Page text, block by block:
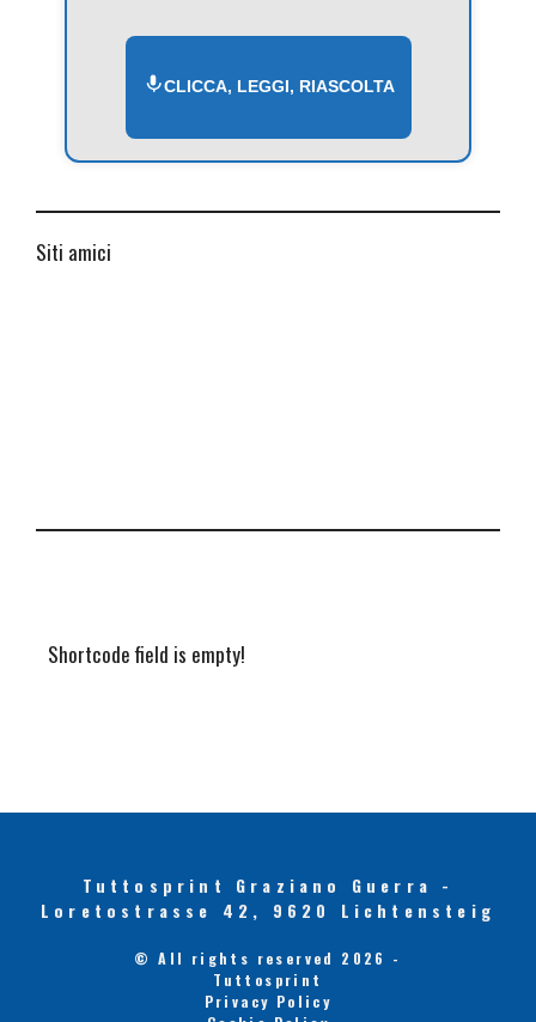
CLICCA, LEGGI, RIASCOLTA
Siti amici
Shortcode field is empty!
Tuttosprint Graziano Guerra -
Loretostrasse 42, 9620 Lichtensteig
© All rights reserved 2026 -
Tuttosprint
Privacy Policy